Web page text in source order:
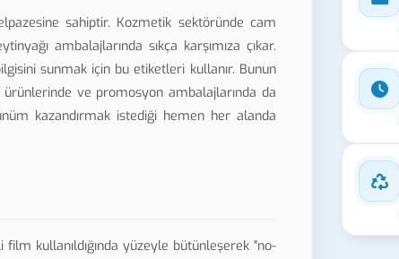
sahiptir. Kozmetik sektöründe cam
ambalajlarında sıkça karşımıza çıkar.
sunmak için bu etiketleri kullanır. Bunun
ve promosyon ambalajlarında da
kazandırmak istediği hemen her alanda
kullanıldığında yüzeyle bütünleşerek "no-